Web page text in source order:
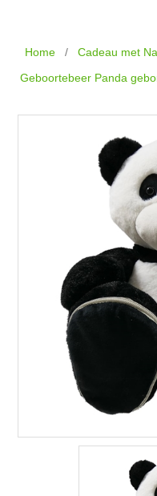
Home / Cadeau met
Geboortebeer Panda